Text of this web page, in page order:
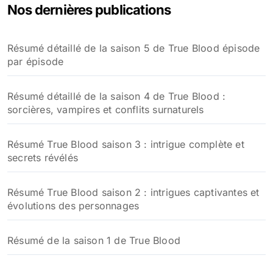
Nos dernières publications
Résumé détaillé de la saison 5 de True Blood épisode
par épisode
Résumé détaillé de la saison 4 de True Blood :
sorcières, vampires et conflits surnaturels
Résumé True Blood saison 3 : intrigue complète et
secrets révélés
Résumé True Blood saison 2 : intrigues captivantes et
évolutions des personnages
Résumé de la saison 1 de True Blood